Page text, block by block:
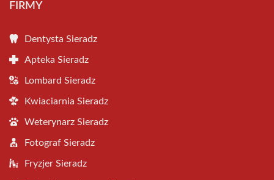
FIRMY
Dentysta Sieradz
Apteka Sieradz
Lombard Sieradz
Kwiaciarnia Sieradz
Weterynarz Sieradz
Fotograf Sieradz
Fryzjer Sieradz